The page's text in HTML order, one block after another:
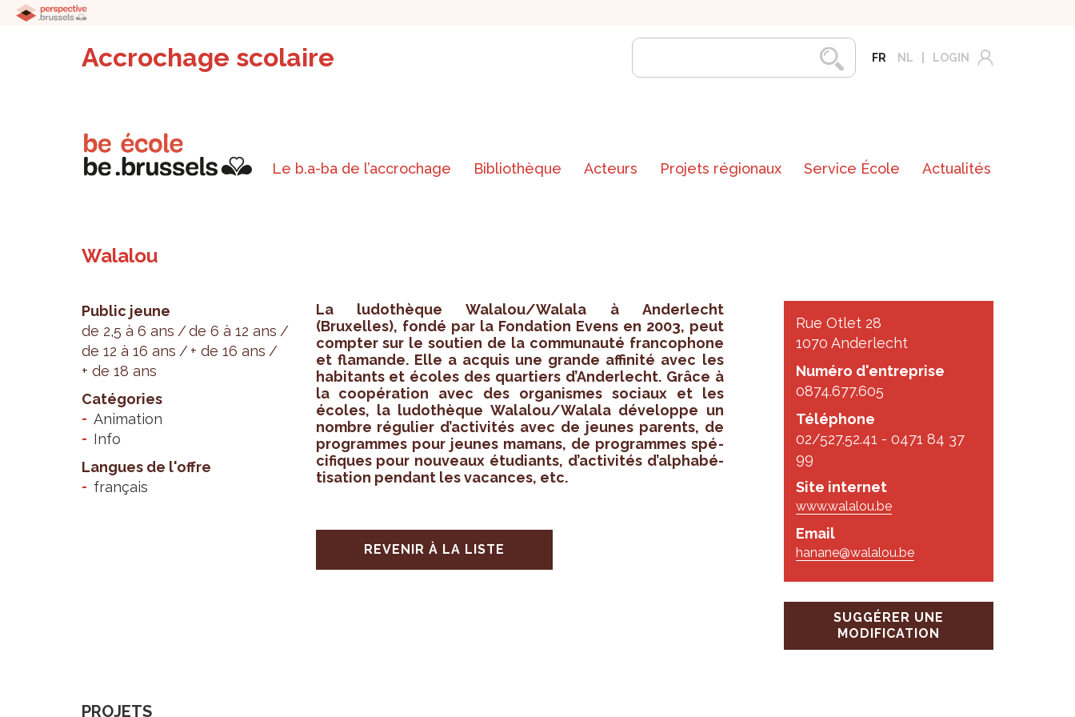
Accrochage scolaire FR NL LOGIN
Le b.a-ba de l’accrochage Bibliothèque Acteurs Projets régionaux Service École Actualités
Walalou
Public jeune
de 2,5 à 6 ans
de 6 à 12 ans
de 12 à 16 ans
+ de 16 ans
+ de 18 ans
Catégories
Animation
Info
Langues de l'offre
français
Rue Otlet 28
1070 Anderlecht
Numéro d'entreprise
0874.677.605
Téléphone
02/527.52.41 - 0471 84 37
99
Site internet
www.walalou.be
Email
hanane@walalou.be
SUGGÉRER UNE
MODIFICATION
La ludo­thèque Wala­lou/Walala à Ander­lecht
(Bruxelles), fondé par la Fon­da­tion Evens en 2003, peut
comp­ter sur le sou­tien de la com­mu­nauté fran­co­phone
et fla­mande. Elle a acquis une grande affi­nité avec les
habi­tants et écoles des quar­tiers d’An­der­lecht. Grâce à
la coopé­ra­tion avec des orga­nismes sociaux et les
écoles, la ludo­thèque Wala­lou/Walala déve­loppe un
nombre régu­lier d’ac­ti­vi­tés avec de jeunes parents, de
pro­grammes pour jeunes mamans, de pro­grammes spé­
ci­fiques pour nou­veaux étu­diants, d’ac­ti­vi­tés d’al­pha­bé­
ti­sa­tion pen­dant les vacances, etc.
REVENIR À LA LISTE
PROJETS